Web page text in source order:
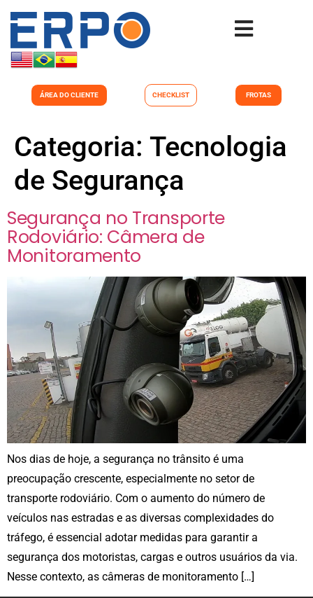
ÁREA DO CLIENTE CHECKLIST FROTAS
Categoria: Tecnologia
de Segurança
Segurança no Transporte
Rodoviário: Câmera de
Monitoramento
Nos dias de hoje, a segurança no trânsito é uma
preocupação crescente, especialmente no setor de
transporte rodoviário. Com o aumento do número de
veículos nas estradas e as diversas complexidades do
tráfego, é essencial adotar medidas para garantir a
segurança dos motoristas, cargas e outros usuários da via.
Nesse contexto, as câmeras de monitoramento […]